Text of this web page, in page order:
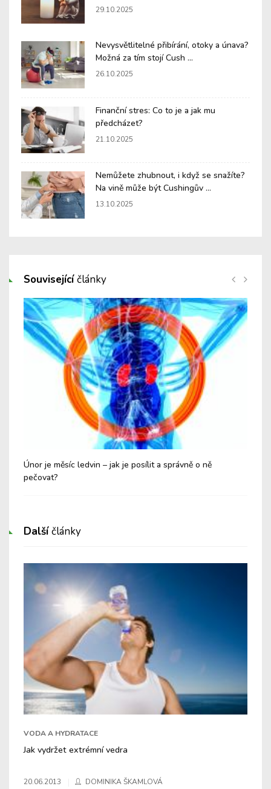
29.10.2025
Nevysvětlitelné přibírání, otoky a únava?
Možná za tím stojí Cush ...
26.10.2025
Finanční stres: Co to je a jak mu
předcházet?
21.10.2025
Nemůžete zhubnout, i když se snažíte?
Na vině může být Cushingův ...
13.10.2025
Souvisejícíčlánky
Únor je měsíc ledvin – jak je posílit a správně o ně
pečovat?
Dalšíčlánky
VODA A HYDRATACE
Jak vydržet extrémní vedra
20.06.2013 DOMINIKA ŠKAMLOVÁ